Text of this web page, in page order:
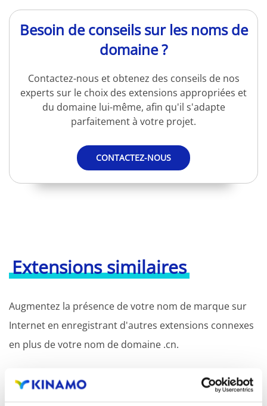
Besoin de conseils sur les noms de
domaine ?
Contactez-nous et obtenez des conseils de nos
experts sur le choix des extensions appropriées et
du domaine lui-même, afin qu'il s'adapte
parfaitement à votre projet.
CONTACTEZ-NOUS
Extensions similaires
Augmentez la présence de votre nom de marque sur
Internet en enregistrant d'autres extensions connexes
en plus de votre nom de domaine .cn.
L'enregistrement du nom de domaine avec différentes
extensions offre l'avantage d'une visibilité accrue dans